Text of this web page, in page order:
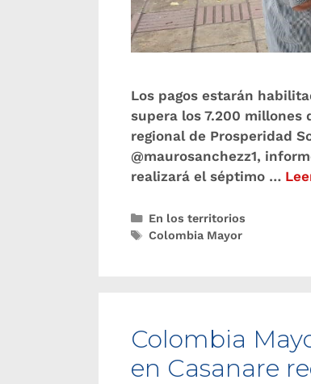
Los pagos estarán
supera los 7.200 millones
regional de Prosperidad
@maurosanchezz1,
realizará el séptimo …
En los territorios
Colombia Mayor
Colombia
en Casanare